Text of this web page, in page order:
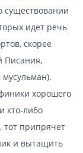
существовании
идет речь
скорее
Писания,
хорошего
кто-либо
тот припрячет
и вытащить